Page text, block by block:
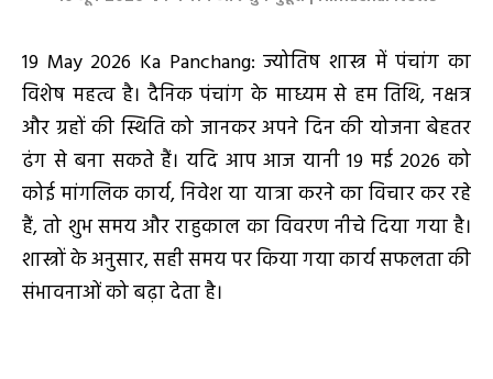
19 May 2026 Ka Panchang: ज्योतिष शास्त्र में पंचांग का
विशेष महत्व है। दैनिक पंचांग के माध्यम से हम तिथि, नक्षत्र
और ग्रहों की स्थिति को जानकर अपने दिन की योजना बेहतर
ढंग से बना सकते हैं। यदि आप आज यानी 19 मई 2026 को
कोई मांगलिक कार्य, निवेश या यात्रा करने का विचार कर रहे
हैं, तो शुभ समय और राहुकाल का विवरण नीचे दिया गया है।
शास्त्रों के अनुसार, सही समय पर किया गया कार्य सफलता की
संभावनाओं को बढ़ा देता है।